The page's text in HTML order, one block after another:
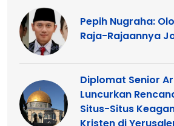
Pepih Nugraha:
Raja-Rajaannya
Diplomat Senior
Luncurkan
Situs-Situs